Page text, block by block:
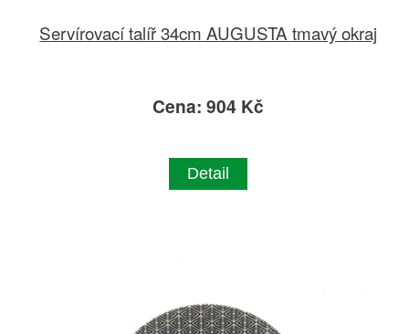
Servírovací talíř 34cm AUGUSTA tmavý okraj
Cena: 904 Kč
Detail